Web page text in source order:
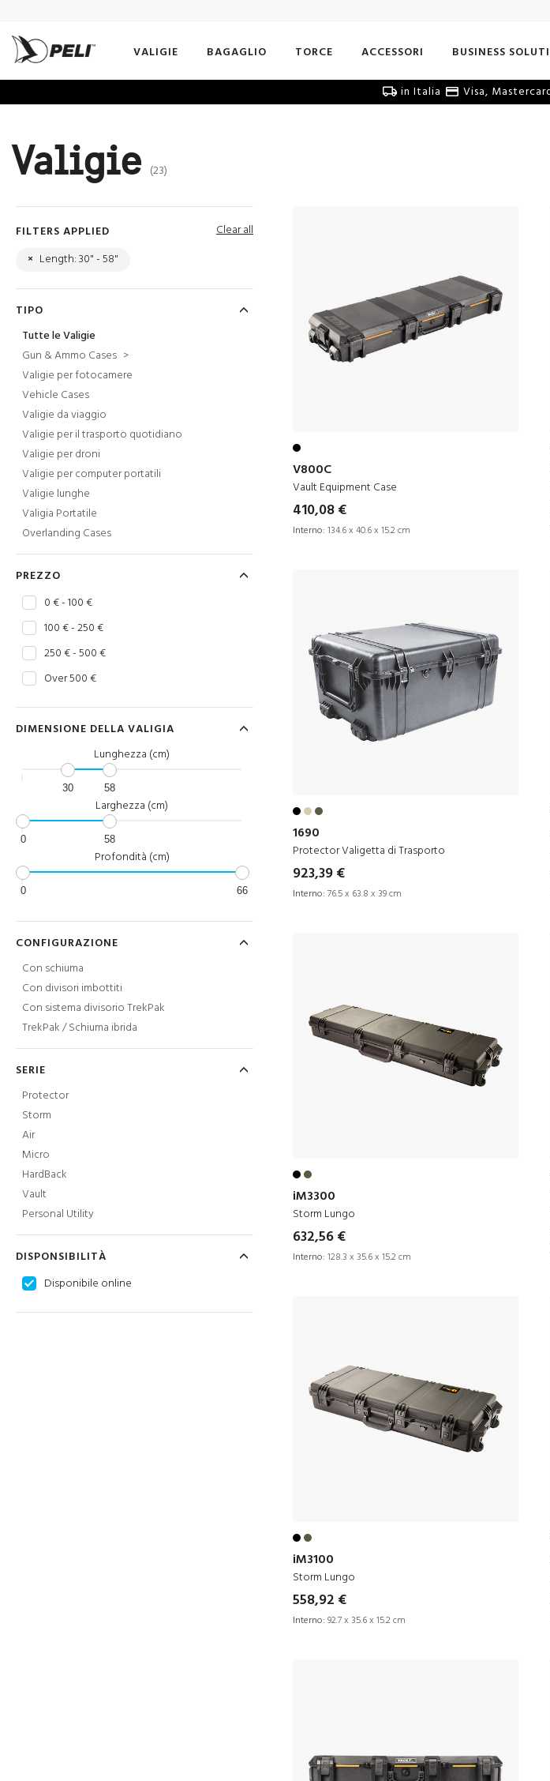
VALIGIE BAGAGLIO TORCE ACCESSORI BUSINESS
in Italia Visa,
Valigie (23)
FILTERS APPLIED
Clear all
× Length: 30" - 58"
TIPO
Tutte le Valigie
Gun & Ammo Cases >
Valigie per fotocamere
Vehicle Cases
Valigie da viaggio
Valigie per il trasporto quotidiano
Valigie per droni
Valigie per computer portatili
Valigie lunghe
Valigia Portatile
Overlanding Cases
PREZZO
0 € - 100 €
100 € - 250 €
250 € - 500 €
Over 500 €
DIMENSIONE DELLA VALIGIA
Lunghezza (cm)
30 58
Larghezza (cm)
0 58
Profondità (cm)
0 66
CONFIGURAZIONE
Con schiuma
Con divisori imbottiti
Con sistema divisorio TrekPak
TrekPak / Schiuma ibrida
SERIE
Protector
Storm
Air
Micro
HardBack
Vault
Personal Utility
DISPONSIBILITÀ
Disponibile online
V800C
Vault Equipment Case
410,08 €
Interno: 134.6 x 40.6 x 15.2 cm
1690
Protector Valigetta di Trasporto
923,39 €
Interno: 76.5 x 63.8 x 39 cm
iM3300
Storm Lungo
632,56 €
Interno: 128.3 x 35.6 x 15.2 cm
iM3100
Storm Lungo
558,92 €
Interno: 92.7 x 35.6 x 15.2 cm